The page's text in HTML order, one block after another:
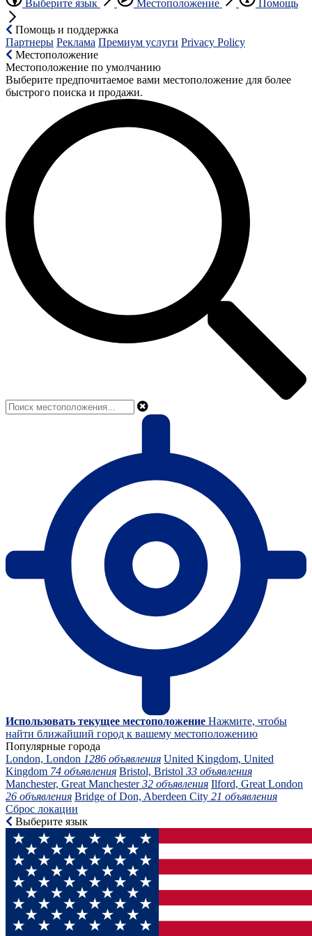
Выберите язык Местоположение Помощь
Помощь и поддержка
Партнеры Реклама Премиум услуги Privacy Policy
Местоположение
Местоположение по умолчанию
Выберите предпочитаемое вами местоположение для более
быстрого поиска и продажи.
Использовать текущее местоположение Нажмите, чтобы
найти ближайший город к вашему местоположению
Популярные города
London, London 1286 объявления United Kingdom, United
Kingdom 74 объявления Bristol, Bristol 33 объявления
Manchester, Great Manchester32 объявления Ilford, Great London
26 объявления Bridge of Don, Aberdeen City 21 объявления
Сброс локации
Выберите язык